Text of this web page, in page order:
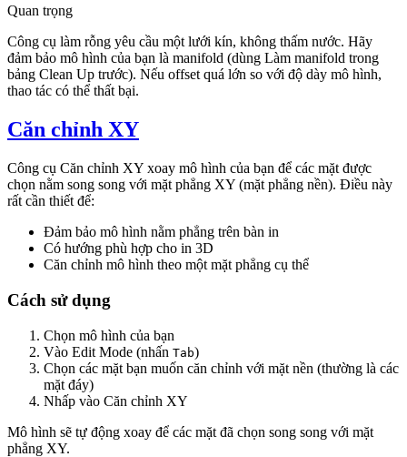
Quan trọng
Công cụ làm rỗng yêu cầu một lưới kín, không thấm nước. Hãy
đảm bảo mô hình của bạn là manifold (dùng Làm manifold trong
bảng Clean Up trước). Nếu offset quá lớn so với độ dày mô hình,
thao tác có thể thất bại.
Căn chỉnh XY
Công cụ Căn chỉnh XY xoay mô hình của bạn để các mặt được
chọn nằm song song với mặt phẳng XY (mặt phẳng nền). Điều này
rất cần thiết để:
Đảm bảo mô hình nằm phẳng trên bàn in
Có hướng phù hợp cho in 3D
Căn chỉnh mô hình theo một mặt phẳng cụ thể
Cách sử dụng
Chọn mô hình của bạn
Vào Edit Mode (nhấn Tab)
Chọn các mặt bạn muốn căn chỉnh với mặt nền (thường là các
mặt đáy)
Nhấp vào Căn chỉnh XY
Mô hình sẽ tự động xoay để các mặt đã chọn song song với mặt
phẳng XY.